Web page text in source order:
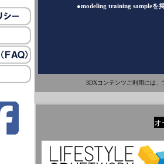
●modeling training sampleを
3DXコンテンツご利用には